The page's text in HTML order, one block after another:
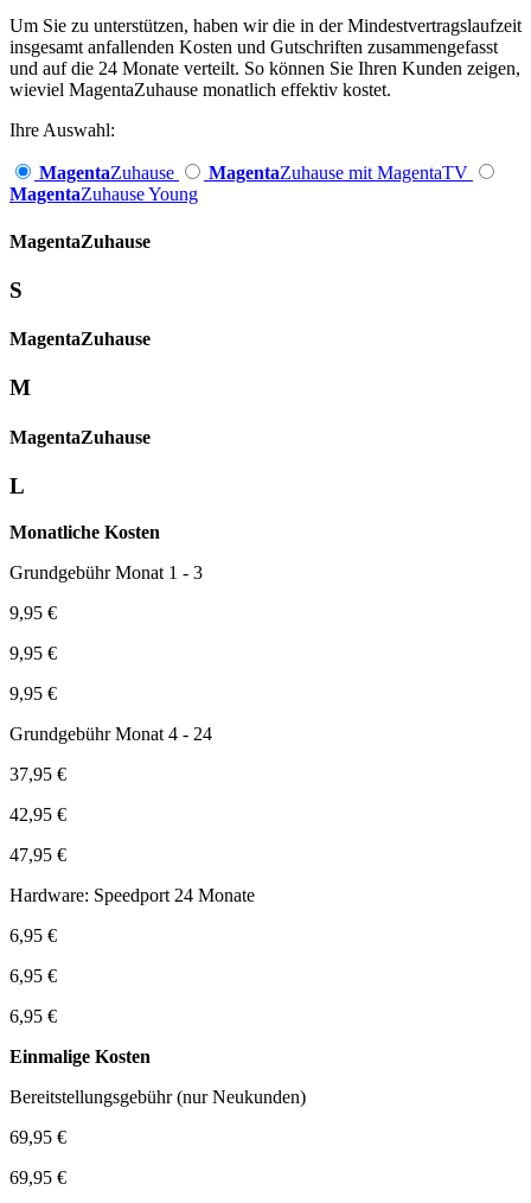
Um Sie zu unterstützen, haben wir die in der Mindestvertragslaufzeit
insgesamt anfallenden Kosten und Gutschriften zusammengefasst
und auf die 24 Monate verteilt. So können Sie Ihren Kunden zeigen,
wieviel MagentaZuhause monatlich effektiv kostet.
Ihre Auswahl:
MagentaZuhause MagentaZuhause mit MagentaTV
MagentaZuhause Young
Magenta­Zuhause
S
Magenta­Zuhause
M
Magenta­Zuhause
L
Monatliche Kosten
Grundgebühr Monat 1 - 3
9,95 €
9,95 €
9,95 €
Grundgebühr Monat 4 - 24
37,95 €
42,95 €
47,95 €
Hardware: Speedport 24 Monate
6,95 €
6,95 €
6,95 €
Einmalige Kosten
Bereitstellungsgebühr (nur Neukunden)
69,95 €
69,95 €